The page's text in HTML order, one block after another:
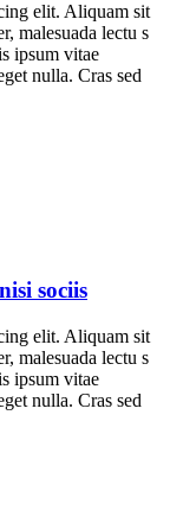
elit. Aliquam sit
malesuada lectu s
ipsum vitae
nulla. Cras sed
sociis
elit. Aliquam sit
malesuada lectu s
ipsum vitae
nulla. Cras sed